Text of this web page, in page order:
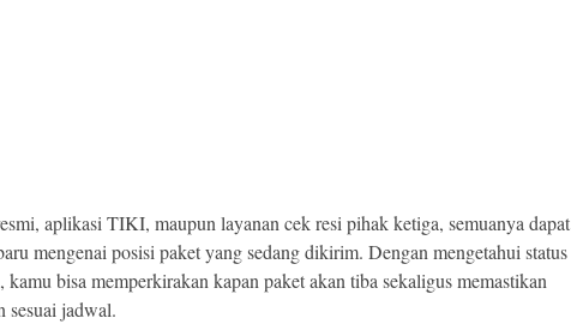
aplikasi TIKI, maupun layanan cek resi pihak ketiga, semuanya dapat
mengenai posisi paket yang sedang dikirim. Dengan mengetahui status
kamu bisa memperkirakan kapan paket akan tiba sekaligus memastikan
sesuai jadwal.